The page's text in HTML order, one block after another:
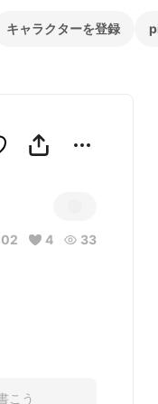
キャラクターを登録
4 33